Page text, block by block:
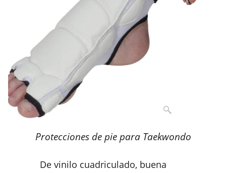
Protecciones de pie para Taekwondo
De vinilo cuadriculado, buena